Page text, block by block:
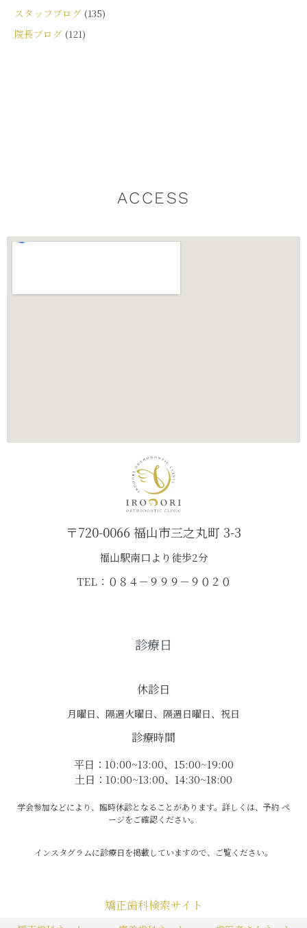
スタッフブログ (135)
院長ブログ (121)
ACCESS
〒720-0066 福山市三之丸町 3-3
福山駅南口より徒歩2分
TEL：０８４－９９９－９０２０
診療日
休診日
月曜日、隔週火曜日、隔週日曜日、祝日
診療時間
平日：10:00~13:00、15:00~19:00
土日：10:00~13:00、14:30~18:00
学会参加などにより、臨時休診となることがあります。詳しくは、予約 ペ
ージをご確認ください。
インスタグラムに診療日を掲載していますので、ご覧ください。
矯正歯科検索サイト